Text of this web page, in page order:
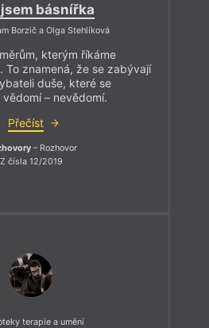
básnířka
Borzič a Olga Stehlíková
kterým říkáme
To znamená, že se zabývají
duše, které se
– nevědomí.
Přečíst
– Rozhovor
Z čísla 12/2019
terapie a umění